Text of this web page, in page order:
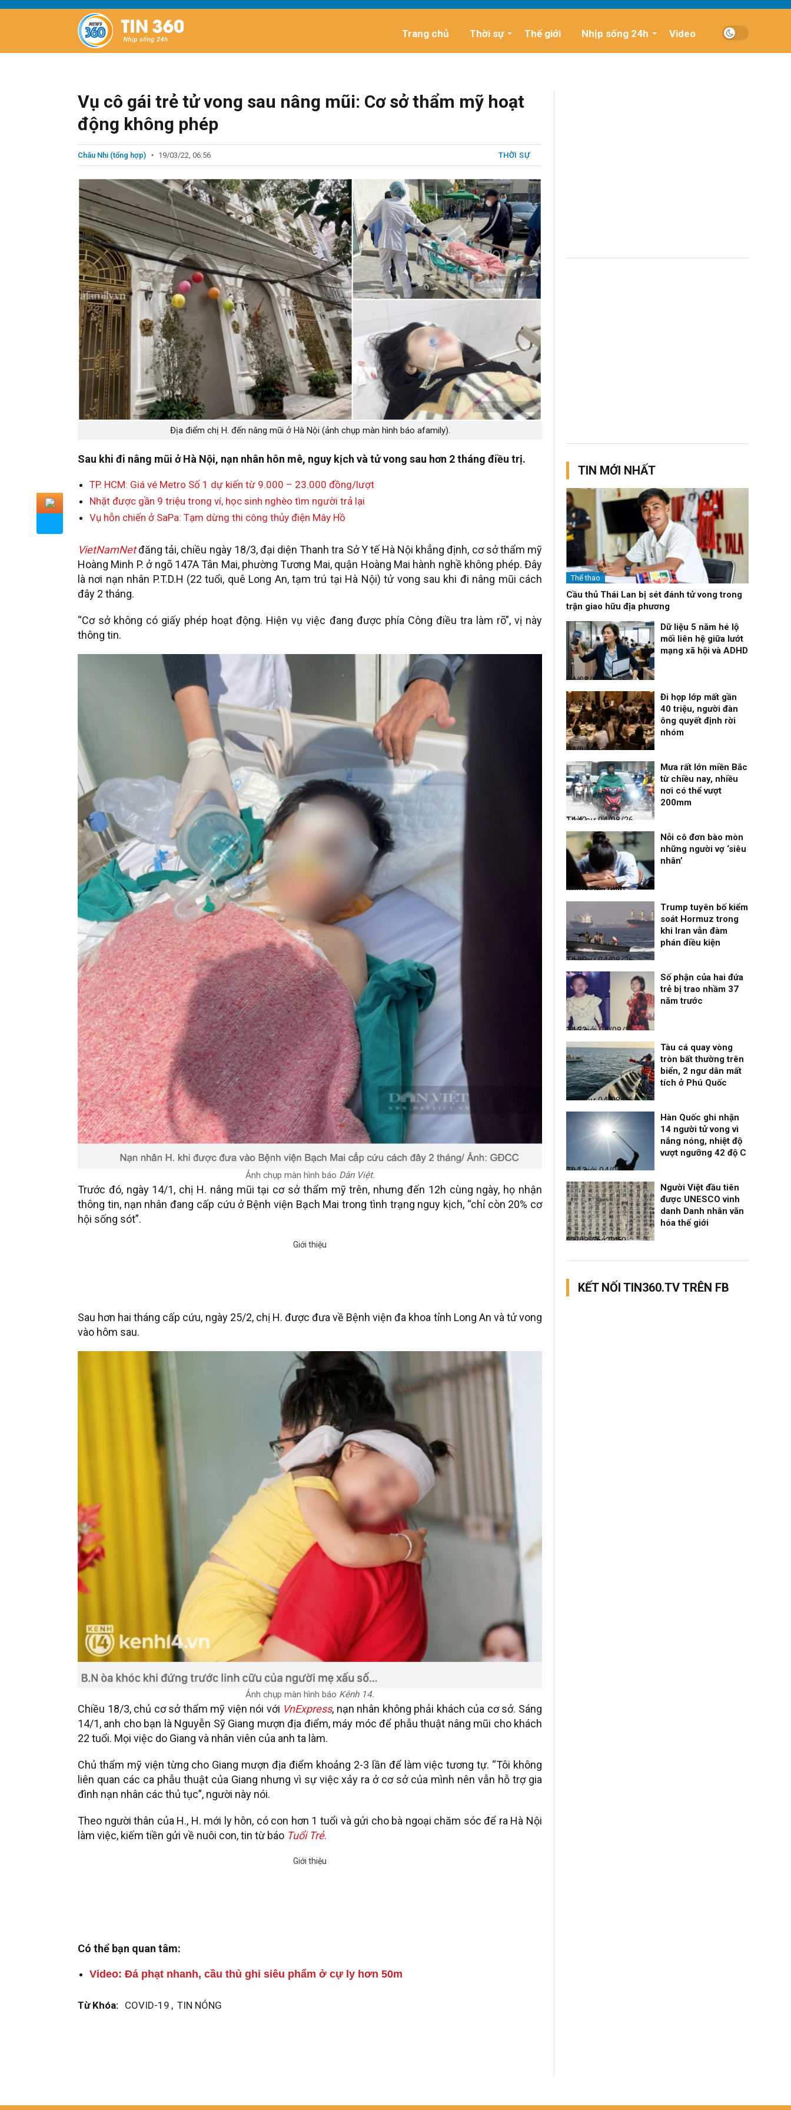
Trang chủ Thời sự Thế giới Nhịp sống 24h Video
Vụ cô gái trẻ tử vong sau nâng mũi: Cơ sở thẩm mỹ hoạt
động không phép
Châu Nhi (tổng hợp) 19/03/22, 06:56 THỜI SỰ
Địa điểm chị H. đến nâng mũi ở Hà Nội (ảnh chụp màn hình báo afamily).
Sau khi đi nâng mũi ở Hà Nội, nạn nhân hôn mê, nguy kịch và tử vong sau hơn 2 tháng điều trị.
TP. HCM: Giá vé Metro Số 1 dự kiến từ 9.000 – 23.000 đồng/lượt
Nhặt được gần 9 triệu trong ví, học sinh nghèo tìm người trả lại
Vụ hỗn chiến ở SaPa: Tạm dừng thi công thủy điện Mây Hồ
VietNamNetđăng tải, chiều ngày 18/3, đại diện Thanh tra Sở Y tế Hà Nội khẳng định, cơ sở thẩm mỹ
Hoàng Minh P. ở ngõ 147A Tân Mai, phường Tương Mai, quận Hoàng Mai hành nghề không phép. Đây
là nơi nạn nhân P.T.D.H (22 tuổi, quê Long An, tạm trú tại Hà Nội) tử vong sau khi đi nâng mũi cách
đây 2 tháng.
“Cơ sở không có giấy phép hoạt động. Hiện vụ việc đang được phía Công điều tra làm rõ”, vị này
thông tin.
Ảnh chụp màn hình báo Dân Việt.
Trước đó, ngày 14/1, chị H. nâng mũi tại cơ sở thẩm mỹ trên, nhưng đến 12h cùng ngày, họ nhận
thông tin, nạn nhân đang cấp cứu ở Bệnh viện Bạch Mai trong tình trạng nguy kịch, “chỉ còn 20% cơ
hội sống sót”.
Sau hơn hai tháng cấp cứu, ngày 25/2, chị H. được đưa về Bệnh viện đa khoa tỉnh Long An và tử vong
vào hôm sau.
Ảnh chụp màn hình báo Kênh 14.
Chiều 18/3, chủ cơ sở thẩm mỹ viện nói với VnExpress, nạn nhân không phải khách của cơ sở. Sáng
14/1, anh cho bạn là Nguyễn Sỹ Giang mượn địa điểm, máy móc để phẫu thuật nâng mũi cho khách
22 tuổi. Mọi việc do Giang và nhân viên của anh ta làm.
Chủ thẩm mỹ viện từng cho Giang mượn địa điểm khoảng 2-3 lần để làm việc tương tự. “Tôi không
liên quan các ca phẫu thuật của Giang nhưng vì sự việc xảy ra ở cơ sở của mình nên vẫn hỗ trợ gia
đình nạn nhân các thủ tục”, người này nói.
Theo người thân của H., H. mới ly hôn, có con hơn 1 tuổi và gửi cho bà ngoại chăm sóc để ra Hà Nội
làm việc, kiếm tiền gửi về nuôi con, tin từ báo Tuổi Trẻ.
Có thể bạn quan tâm:
Video: Đá phạt nhanh, cầu thủ ghi siêu phẩm ở cự ly hơn 50m
Từ Khóa: COVID-19 , TIN NÓNG
TIN MỚI NHẤT
Thể thao
Cầu thủ Thái Lan bị sét đánh tử vong trong
trận giao hữu địa phương
Đọc & Ngẫm
04/08/26, 16:25
Dữ liệu 5 năm hé lộ
mối liên hệ giữa lướt
mạng xã hội và ADHD
Nhịp sống 24h
04/08/26, 14:47
Đi họp lớp mất gần
40 triệu, người đàn
ông quyết định rời
nhóm
Thời sự
04/08/26, 14:42
Mưa rất lớn miền Bắc
từ chiều nay, nhiều
nơi có thể vượt
200mm
Nhịp sống 24h
04/08/26, 14:41
Nỗi cô đơn bào mòn
những người vợ ‘siêu
nhân’
Thời sự
04/08/26, 14:38
Trump tuyên bố kiểm
soát Hormuz trong
khi Iran vẫn đàm
phán điều kiện
Thế giới
04/08/26, 14:32
Số phận của hai đứa
trẻ bị trao nhầm 37
năm trước
Thời sự
04/08/26, 14:28
Tàu cá quay vòng
tròn bất thường trên
biển, 2 ngư dân mất
tích ở Phú Quốc
Thế giới
04/08/26, 00:13
Hàn Quốc ghi nhận
14 người tử vong vì
nắng nóng, nhiệt độ
vượt ngưỡng 42 độ C
Nhịp sống 24h
03/08/26, 22:50
Người Việt đầu tiên
được UNESCO vinh
danh Danh nhân văn
hóa thế giới
KẾT NỐI TIN360.TV TRÊN FB